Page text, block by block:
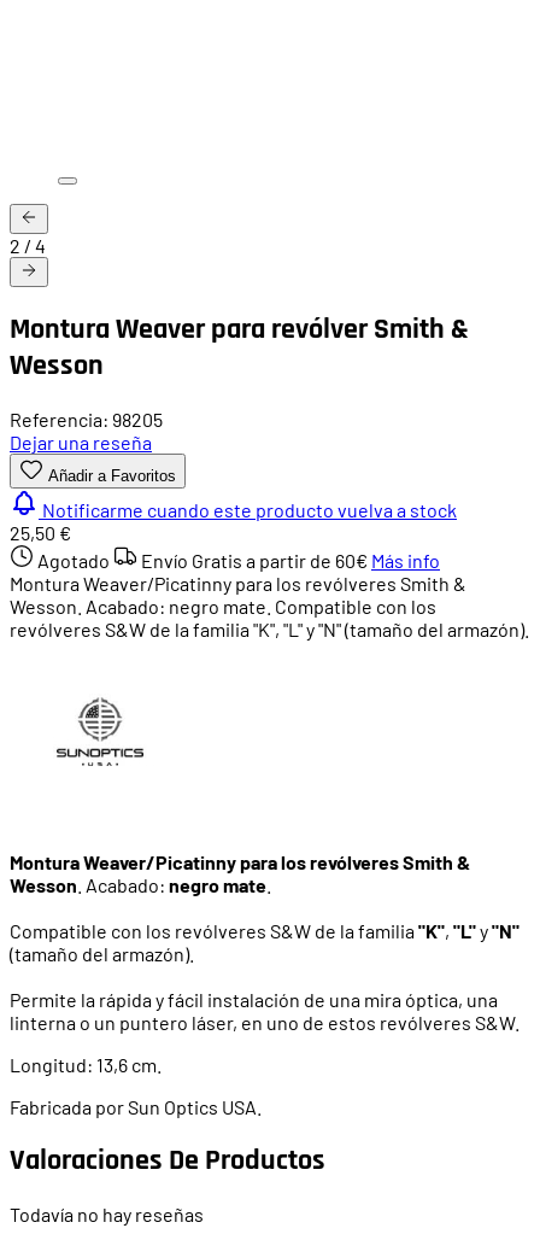
2 / 4
Montura Weaver para revólver Smith &
Wesson
Referencia: 98205
Dejar una reseña
Añadir a Favoritos
Notificarme cuando este producto vuelva a stock
25,50 €
Agotado
Envío Gratis a partir de 60€ Más info
Montura Weaver/Picatinny para los revólveres Smith &
Wesson. Acabado: negro mate. Compatible con los
revólveres S&W de la familia "K", "L" y "N" (tamaño del armazón).
Montura Weaver/Picatinny para los revólveres Smith &
Wesson . Acabado: negro mate
Compatible con los revólveres S&W de la familia"K", "L"y"N"
(tamaño del armazón).
Permite la rápida y fácil instalación de una mira óptica, una
linterna o un puntero láser, en uno de estos revólveres S&W.
Longitud: 13,6 cm.
Fabricada por Sun Optics USA.
Valoraciones De Productos
Todavía no hay reseñas